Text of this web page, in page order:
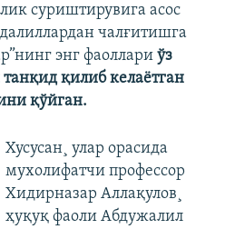
суриштирувига асос
чалғитишга
энг фаоллари ўз
қилиб келаëтган
қўйган.
Хусусан¸ улар орасида
мухолифатчи профессор
Хидирназар Аллақулов¸
ҳуқуқ фаоли Абдужалил